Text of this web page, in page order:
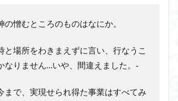
の憎むところのものはなにか。
と場所をわきまえずに言い、行なうこ
なりません…いや、間違えました。‐
まで、実現せられ得た事業はすべてみ